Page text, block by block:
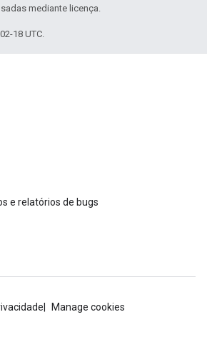
mediante licença.
18 UTC.
e relatórios de bugs
Manage cookies